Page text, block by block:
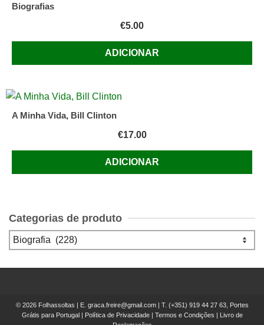
Biografias
€5.00
ADICIONAR
A Minha Vida, Bill Clinton
€17.00
ADICIONAR
Categorias de produto
© 2026 Folhassoltas | E. graca.freire@gmail.com| T. (+351) 919 44 27 63, Portes
Grátis para Portugal | Política de Privacidade| Termos e Condições | Livro de